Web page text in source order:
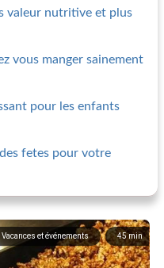
valeur nutritive et plus
vous manger sainement
pour les enfants
fetes pour votre
45min
Vacances et événements